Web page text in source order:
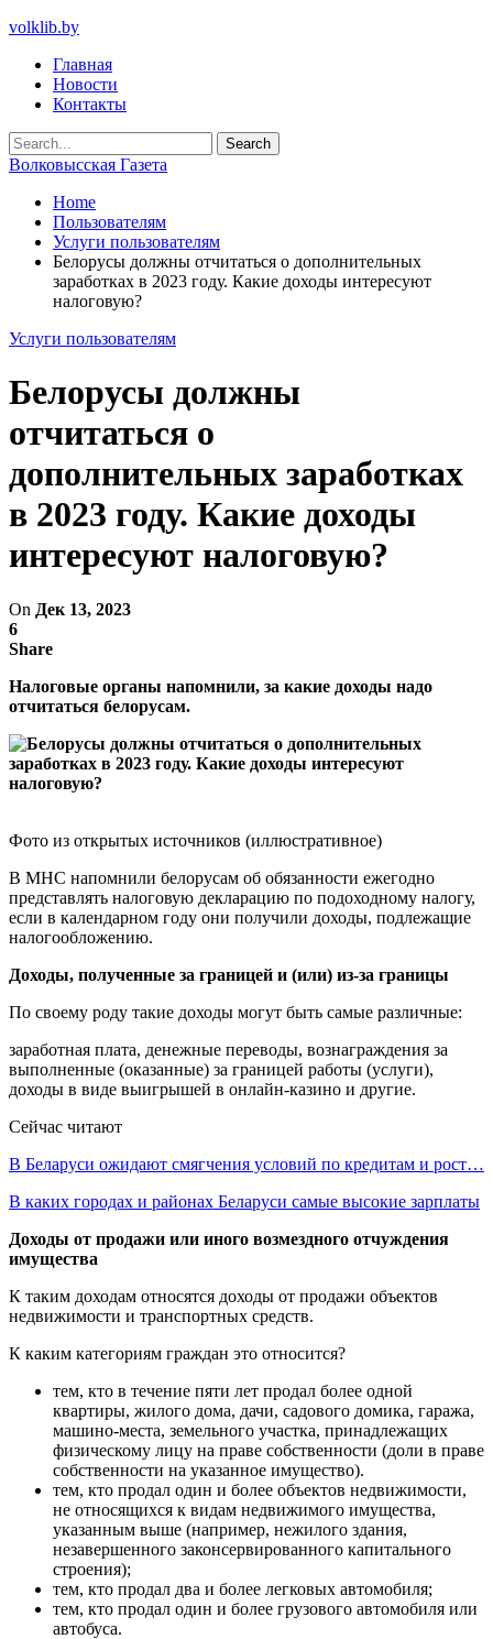
volklib.by
Главная
Новости
Контакты
Волковысская Газета
Home
Пользователям
Услуги пользователям
Белорусы должны отчитаться о дополнительных
заработках в 2023 году. Какие доходы интересуют
налоговую?
Услуги пользователям
Белорусы должны
отчитаться о
дополнительных заработках
в 2023 году. Какие доходы
интересуют налоговую?
On Дек 13, 2023
6
Share
Налоговые органы напомнили, за какие доходы надо
отчитаться белорусам.
Фото из открытых источников (иллюстративное)
В МНС напомнили белорусам об обязанности ежегодно
представлять налоговую декларацию по подоходному налогу,
если в календарном году они получили доходы, подлежащие
налогообложению.
Доходы, полученные за границей и (или) из-за границы
По своему роду такие доходы могут быть самые различные:
заработная плата, денежные переводы, вознаграждения за
выполненные (оказанные) за границей работы (услуги),
доходы в виде выигрышей в онлайн-казино и другие.
Сейчас читают
В Беларуси ожидают смягчения условий по кредитам и рост…
В каких городах и районах Беларуси самые высокие зарплаты
Доходы от продажи или иного возмездного отчуждения
имущества
К таким доходам относятся доходы от продажи объектов
недвижимости и транспортных средств.
К каким категориям граждан это относится?
тем, кто в течение пяти лет продал более одной
квартиры, жилого дома, дачи, садового домика, гаража,
машино-места, земельного участка, принадлежащих
физическому лицу на праве собственности (доли в праве
собственности на указанное имущество).
тем, кто продал один и более объектов недвижимости,
не относящихся к видам недвижимого имущества,
указанным выше (например, нежилого здания,
незавершенного законсервированного капитального
строения);
тем, кто продал два и более легковых автомобиля;
тем, кто продал один и более грузового автомобиля или
автобуса.